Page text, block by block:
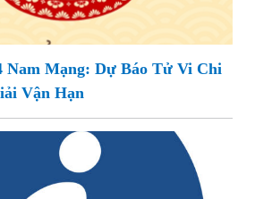
Nam Mạng: Dự Báo Tử Vi Chi
Vận Hạn